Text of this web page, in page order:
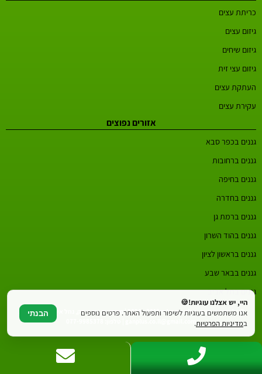
כריתת עצים
גיזום עצים
גיזום שיחים
גיזום עצי זית
העתקת עצים
עקירת עצים
אזורים נפוצים
גננים בכפר סבא
גננים ברחובות
גננים בחיפה
גננים בחדרה
גננים ברמת גן
גננים בהוד השרון
גננים בראשון לציון
גננים בבאר שבע
גננים בתל אביב
© כל הזכויות שמורות לגננים פלוס 2019 - 2026 | משרדים: צור יצחק, נחל איילון 20 | דוא"ל:
היי, יש אצלנו עוגיות!🍪
אנו משתמשים בעוגיות לשיפור ותפעול האתר. פרטים נוספים
במדיניות הפרטיות.
הבנתי